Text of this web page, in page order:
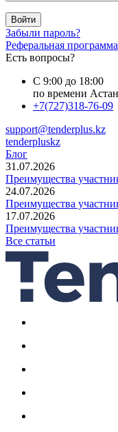
Войти
Забыли пароль?
Реферальная программа
Есть вопросы?
С 9:00 до 18:00
по времени
+7(727)318-76-09
support@tenderplus.kz
tenderpluskz
Блог
31.07.2026
Преимущества
24.07.2026
Преимущества
17.07.2026
Преимущества
Все статьи